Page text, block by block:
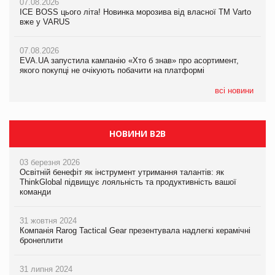
07.08.2026
ICE BOSS цього літа! Новинка морозива від власної ТМ Varto
вже у VARUS
07.08.2026
EVA.UA запустила кампанію «Хто б знав» про асортимент,
якого покупці не очікують побачити на платформі
всі новини
07.08.2026
ICE BOSS цього літа! Новинка морозива від власної ТМ Varto
вже у VARUS
07.08.2026
EVA.UA запустила кампанію «Хто б знав» про асортимент,
якого покупці не очікують побачити на платформі
Продажі Hugo Boss впали на 9%
НОВИНИ B2B
03 березня 2026
Освітній бенефіт як інструмент утримання талантів: як
ThinkGlobal підвищує лояльність та продуктивність вашої
команди
31 жовтня 2024
Компанія Rarog Tactical Gear презентувала надлегкі керамічні
бронеплити
31 липня 2024